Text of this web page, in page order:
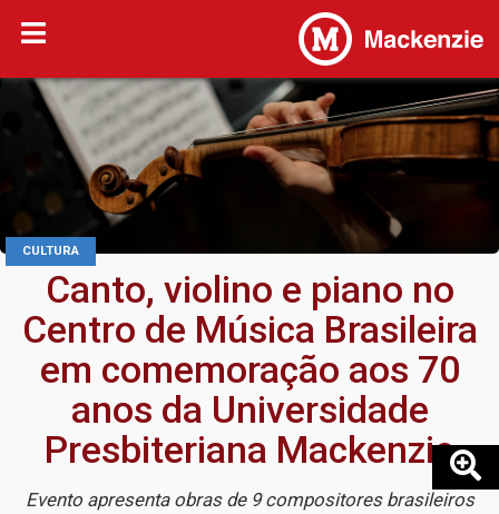
CULTURA
Canto, violino e piano no
Centro de Música Brasileira
em comemoração aos 70
anos da Universidade
Presbiteriana Mackenzie
Evento apresenta obras de 9 compositores brasileiros